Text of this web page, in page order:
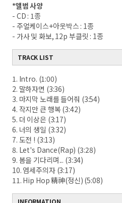
*앨범 사양
- CD : 1종
- 주얼케이스+아웃박스: 1종
- 가사 및 화보, 12p 부클릿 : 1종
TRACK LIST
1. Intro. (1:00)
2. 말하자면 (3:36)
3. 마지막 노래를 들어줘 (3:54)
4. 작지만 큰 행복 (3:42)
5. 더 이상은 (3:17)
6. 너의 생일 (3:32)
7. 도전 ! (3:13)
8. Let's Dance(Rap) (3:28)
9. 봄을 기다리며... (3:34)
10. 염세주의자 (3:17)
11. Hip Hop 精神(정신) (5:08)
INFORMATION